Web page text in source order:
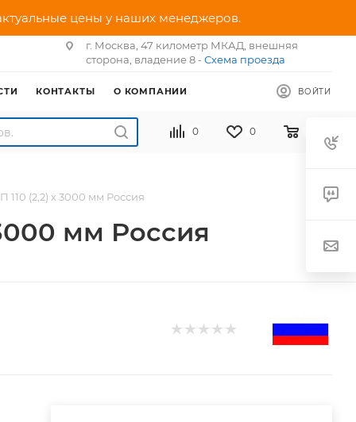
цены у наших менеджеров.
г. Москва, 47 километр МКАД, внешняя
сторона, владение 8 - Схема проезда
ВОЙТИ
КОНТАКТЫ О КОМПАНИИ
0 0
(2,2) х 3000 мм Россия
мм Россия